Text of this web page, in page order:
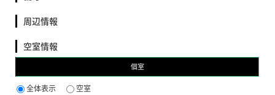
周辺情報
空室情報
個室
全体表示 空室